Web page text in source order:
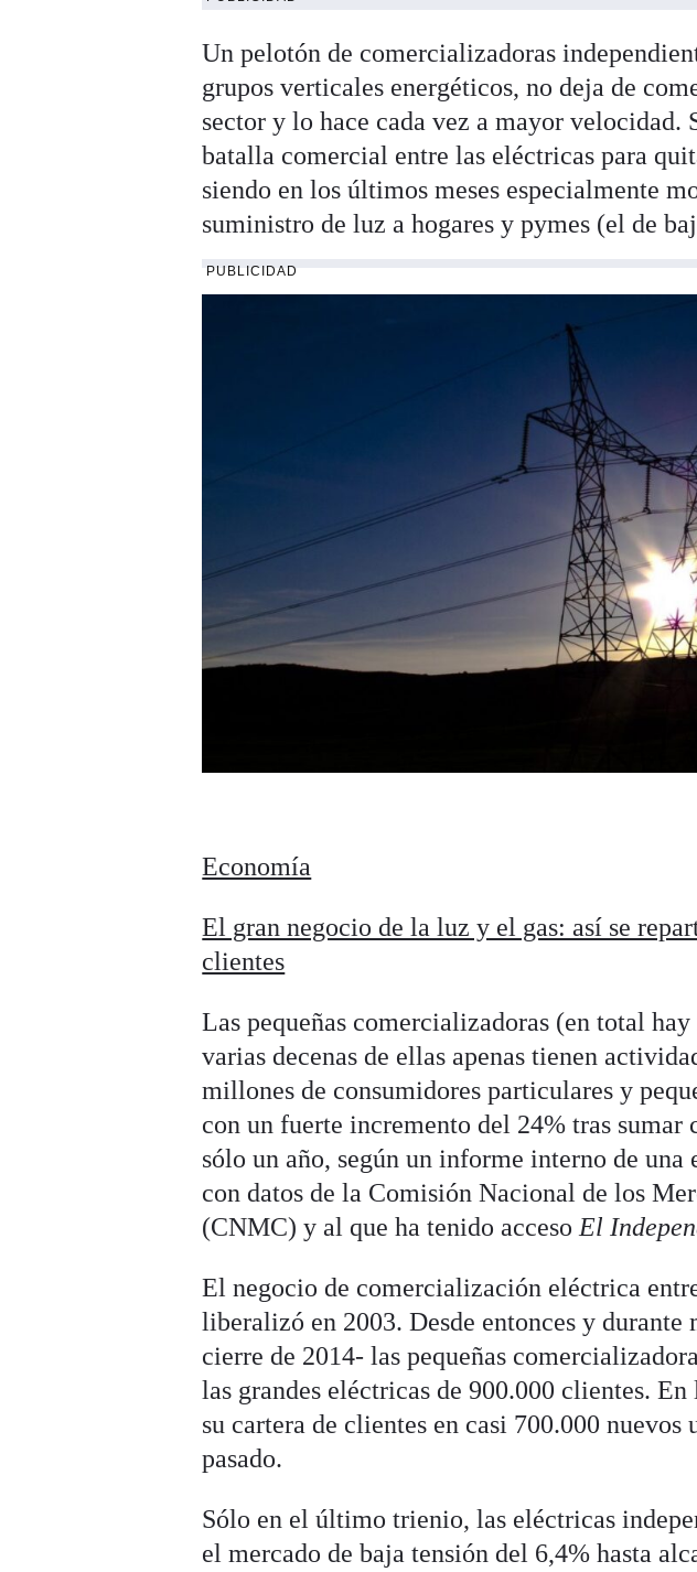
Un pelotón de comercializadoras
grupos verticales energéticos, no deja de
sector y lo hace cada vez a mayor velocidad.
batalla comercial entre las eléctricas para
siendo en los últimos meses especialmente
suministro de luz a hogares y pymes (el de
PUBLICIDAD
Economía
El gran negocio de la luz y el gas: así se
clientes
Las pequeñas comercializadoras (en total hay
varias decenas de ellas apenas tienen
millones de consumidores particulares y
con un fuerte incremento del 24% tras sumar
sólo un año, según un informe interno de
con datos de la Comisión Nacional de los
(CNMC) y al que ha tenido acceso El
El negocio de comercialización eléctrica
liberalizó en 2003. Desde entonces y durante
cierre de 2014- las pequeñas
las grandes eléctricas de 900.000 clientes.
su cartera de clientes en casi 700.000
pasado.
Sólo en el último trienio, las eléctricas
el mercado de baja tensión del 6,4% hasta